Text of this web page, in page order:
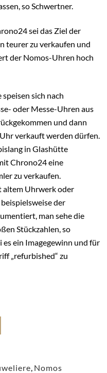
so Schwertner.
sei das Ziel der
teurer zu verkaufen und
der Nomos-Uhren hoch
sich nach
oder Messe-Uhren aus
und dann
verkauft werden dürfen.
in Glashütte
Chrono24 eine
zu verkaufen.
altem Uhrwerk oder
der
man sehe die
Stückzahlen, so
ein Imagegewinn und für
„refurbished“ zu
, Nomos